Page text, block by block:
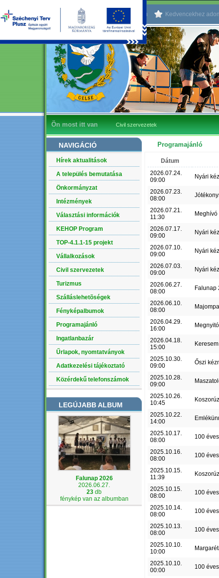
Kezdőlapnak beállítom Kedvencekhez
Ön most itt van Civil szervezetek
NAVIGÁCIÓ
Hírek aktualitások
A település bemutatása
Önkormányzat
Intézmények
Választási információk
KEHOP Program
TOP-4.1.1-15 projekt
Vállalkozások
Civil szervezetek
Turizmus
Szálláslehetõségek
Fényképalbumok
Programajánló
Ingatlanbazár
Űrlapok, nyomtatványok
Adatkezelési tájékoztató
Közérdekű telefonszámok
LEGÚJABB ALBUM
Falunap 2026
2026.06.27.
23 db
fénykép van az albumban
Programajánló
Dátum
2026.07.24.
09:00
Nyári
2026.07.23.
08:00
2026.07.21.
11:30
Meghívó
2026.07.17.
09:00
Nyári
2026.07.10.
09:00
Nyári
2026.07.03.
09:00
Nyári
2026.06.27.
08:00
Falunap
2026.06.10.
08:00
2026.04.29.
16:00
2026.04.18.
15:00
2025.10.30.
09:00
Őszi
2025.10.28.
09:00
2025.10.26.
10:45
2025.10.22.
14:00
2025.10.17.
08:00
100
2025.10.16.
08:00
100
2025.10.15.
11:39
2025.10.15.
08:00
100
2025.10.14.
08:00
100
2025.10.13.
08:00
100
2025.10.10.
10:00
2025.10.10.
00:00
100